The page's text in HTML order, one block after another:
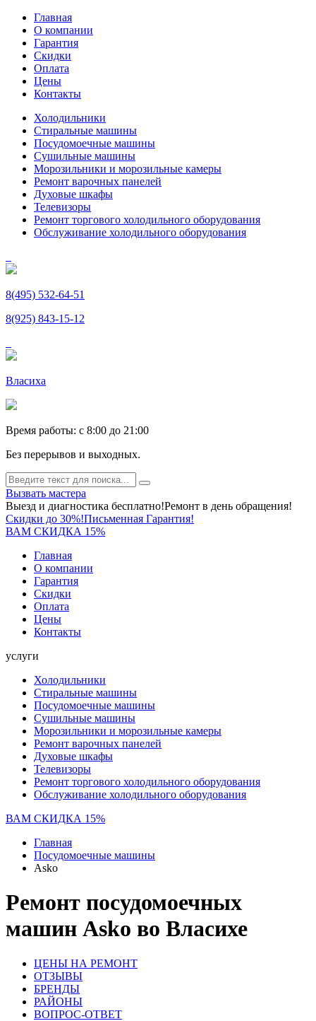
Главная
О компании
Гарантия
Скидки
Оплата
Цены
Контакты
Холодильники
Стиральные машины
Посудомоечные машины
Сушильные машины
Морозильники и морозильные камеры
Ремонт варочных панелей
Духовые шкафы
Телевизоры
Ремонт торгового холодильного оборудования
Обслуживание холодильного оборудования
8(495) 532-64-51
8(925) 843-15-12
Власиха
Время работы: c 8:00 до 21:00
Без перерывов и выходных.
Вызвать мастера
Выезд и диагностика бесплатно!Ремонт в день обращения!
Скидки до 30%!Письменная Гарантия!
ВАМ СКИДКА 15%
Главная
О компании
Гарантия
Скидки
Оплата
Цены
Контакты
услуги
Холодильники
Стиральные машины
Посудомоечные машины
Сушильные машины
Морозильники и морозильные камеры
Ремонт варочных панелей
Духовые шкафы
Телевизоры
Ремонт торгового холодильного оборудования
Обслуживание холодильного оборудования
ВАМ СКИДКА 15%
Главная
Посудомоечные машины
Asko
Ремонт посудомоечных
машин Asko во Власихе
ЦЕНЫ НА РЕМОНТ
ОТЗЫВЫ
БРЕНДЫ
РАЙОНЫ
ВОПРОС-ОТВЕТ